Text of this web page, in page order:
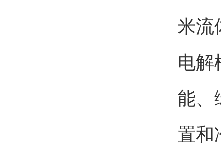
米流
电解
能、
置和